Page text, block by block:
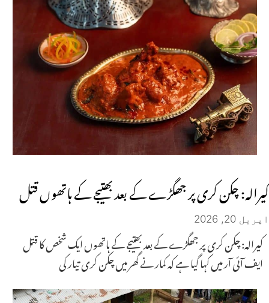
کیرالہ: چکن کری پر جھگڑے کے بعد بھتیجے کے ہاتھوں قتل
اپریل 20, 2026
کیرالہ: چکن کری پر جھگڑے کے بعد بھتیجے کے ہاتھوں ایک شخص کا قتل
ایف آئی آر میں کہا گیا ہے کہ کمار نے گھر میں چکن کری تیار کی